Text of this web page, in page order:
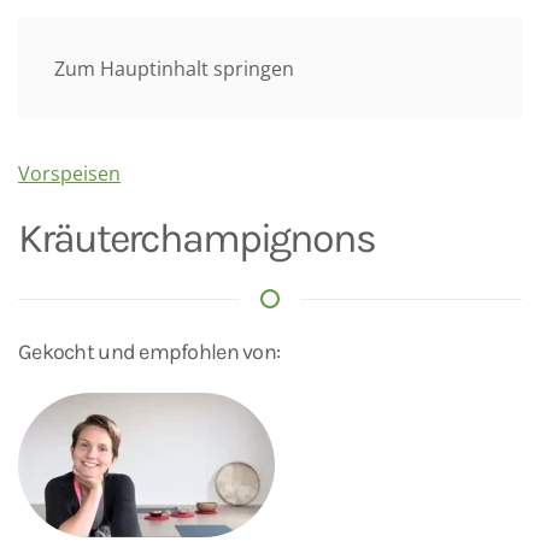
Zum Hauptinhalt springen
Vorspeisen
Kräuterchampignons
Gekocht und empfohlen von: